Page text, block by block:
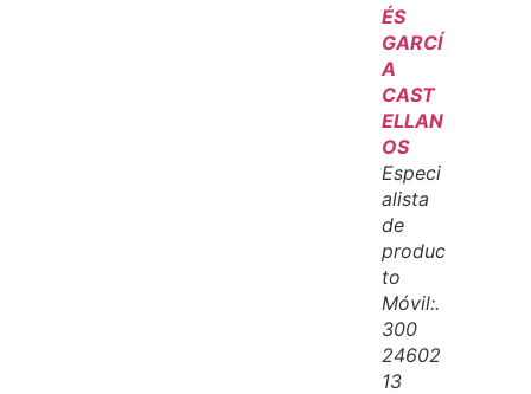
ÉS
GARCÍ
A
CAST
ELLAN
OS
Especi
alista
de
produc
to
Móvil:.
300
24602
13